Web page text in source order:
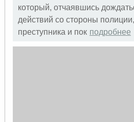
который, отчаявшись
действий со стороны
преступника и пок подробнее